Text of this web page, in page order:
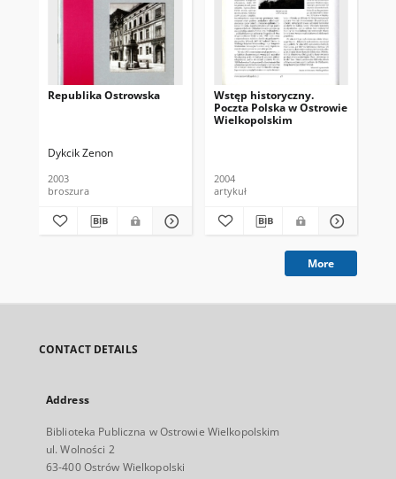
Republika Ostrowska
Dykcik Zenon
2003
broszura
Wstęp historyczny.
Poczta Polska w Ostrowie
Wielkopolskim
2004
artykuł
More
CONTACT DETAILS
Address
Biblioteka Publiczna w Ostrowie Wielkopolskim
ul. Wolności 2
63-400 Ostrów Wielkopolski